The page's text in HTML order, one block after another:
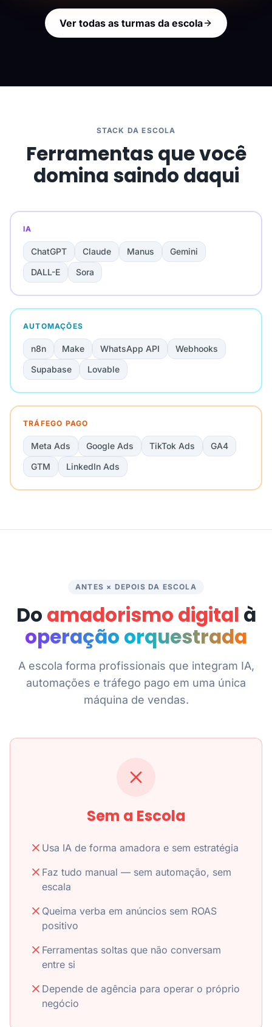
Ver todas as turmas da escola
STACK DA ESCOLA
Ferramentas que você
domina saindo daqui
IA
ChatGPT Claude Manus
Gemini
DALL-E
Sora
AUTOMAÇÕES
n8n Make WhatsApp API
Webhooks
Supabase
Lovable
TRÁFEGO PAGO
Meta Ads Google Ads TikTok Ads
GA4
GTM
LinkedIn Ads
ANTES × DEPOIS DA ESCOLA
Do amadorismo digital à
operação orquestrada
A escola forma profissionais que integram IA,
automações e tráfego pago em uma única
máquina de vendas.
Sem a Escola
Usa IA de forma amadora e sem estratégia
Faz tudo manual — sem automação, sem
escala
Queima verba em anúncios sem ROAS
positivo
Ferramentas soltas que não conversam
entre si
Depende de agência para operar o próprio
negócio